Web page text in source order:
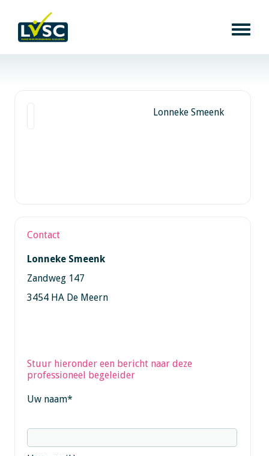
Lonneke Smeenk
Contact
Lonneke Smeenk
Zandweg 147
3454 HA De Meern
Stuur hieronder een bericht naar deze
professioneel begeleider
Uw naam*